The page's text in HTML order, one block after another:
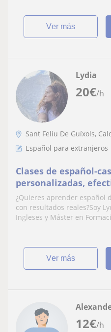
ver más
20€/h
Lydia
Sant Feliu De Guíxols,
Español para extranjeros
Clases de español-
personalizadas,
motivadoras
¿Quieres aprender español
con resultados reales?Soy
Ingleses y Máster en
ver más
12€/h